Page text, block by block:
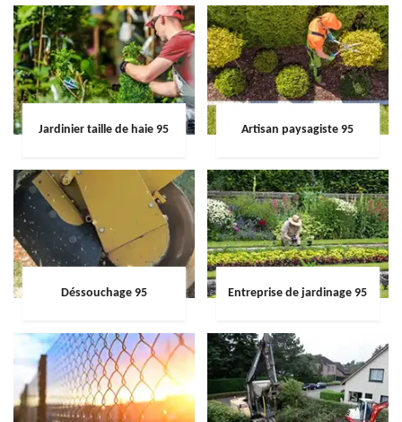
Jardinier taille de haie 95 Artisan paysagiste 95
Déssouchage 95 Entreprise de jardinage 95